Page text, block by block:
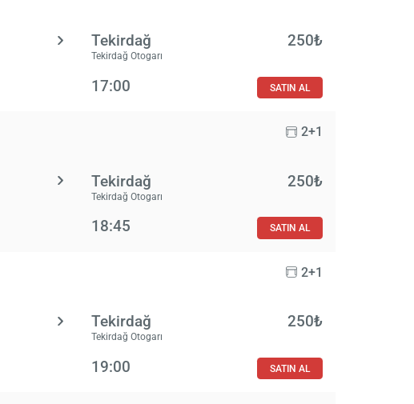
Tekirdağ
Tekirdağ Otogarı
250₺
17:00 SATIN AL
2+1
Tekirdağ
Tekirdağ Otogarı
250₺
18:45 SATIN AL
2+1
Tekirdağ
Tekirdağ Otogarı
250₺
19:00 SATIN AL